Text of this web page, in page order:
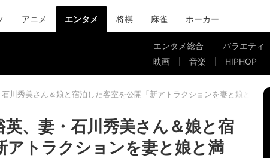
アニメ エンタメ 将棋 麻雀 ポーカー
エンタメ総合 バラエティ
映画
音楽 HIPHOP
川秀美さん＆娘と宿泊した客室を公開「新アトラクションを妻と娘と満喫」
英、妻・石川秀美さん＆娘と宿
アトラクションを妻と娘と満